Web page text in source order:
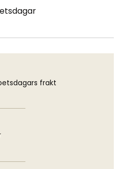
- Bombgaffel
frakt